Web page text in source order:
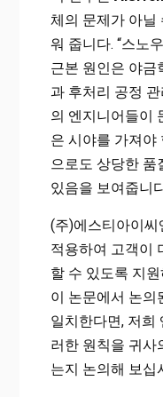
체의 문제가 아닐
워 줍니다. “스노
근본 원인은 야금
과 후처리 공정
의 엔지니어들이
은 시야를 가져야
으로도 상당한 품
있음을 보여줍니
(주)에스티아이
적용하여 고객이
할 수 있도록 지
이 논문에서 논의
일치한다면, 저희
러한 원칙을 귀사
는지 논의해 보십